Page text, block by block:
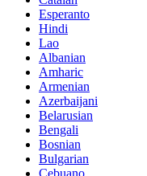
Esperanto
Hindi
Lao
Albanian
Amharic
Armenian
Azerbaijani
Belarusian
Bengali
Bosnian
Bulgarian
Cebuano